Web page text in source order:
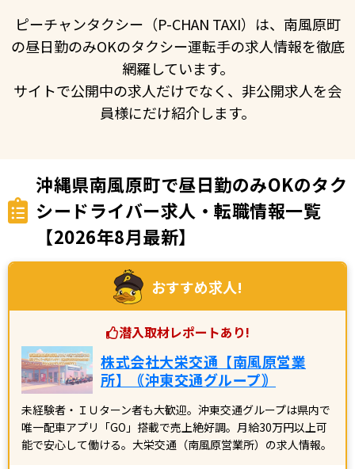
ピーチャンタクシー（P-CHAN TAXI）は、南風原町
の昼日勤のみOKのタクシー運転手の求人情報を徹底
網羅しています。
サイトで公開中の求人だけでなく、非公開求人を会
員様にだけ紹介します。
沖縄県南風原町で昼日勤のみOKのタク
シードライバー求人・転職情報一覧
【2026年8月最新】
おすすめ求人!
潜入取材レポートあり!
株式会社大栄交通【南風原営業
所】｟沖東交通グループ｠
未経験者・ＩＵターン者も大歓迎。沖東交通グループは県内で
唯一配車アプリ「GO」搭載で売上絶好調。月給30万円以上可
能で安心して働ける。大栄交通（南風原営業所）の求人情報。